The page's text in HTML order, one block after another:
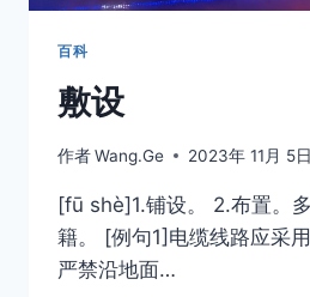
百科
敷设
作者Wang.Ge 2023年 11月 5日
[fū shè]1.铺设。 2.布置。
籍。 [例句1]电缆线路应采
严禁沿地面…